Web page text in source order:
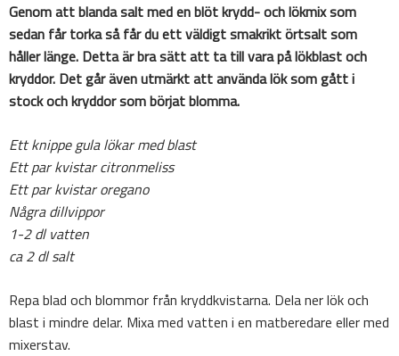
Genom att blanda salt med en blöt krydd- och lökmix som
sedan får torka så får du ett väldigt smakrikt örtsalt som
håller länge. Detta är bra sätt att ta till vara på lökblast och
kryddor. Det går även utmärkt att använda lök som gått i
stock och kryddor som börjat blomma.
Ett knippe gula lökar med blast
Ett par kvistar citronmeliss
Ett par kvistar oregano
Några dillvippor
1-2 dl vatten
ca 2 dl salt
Repa blad och blommor från kryddkvistarna. Dela ner lök och
blast i mindre delar. Mixa med vatten i en matberedare eller med
mixerstav.